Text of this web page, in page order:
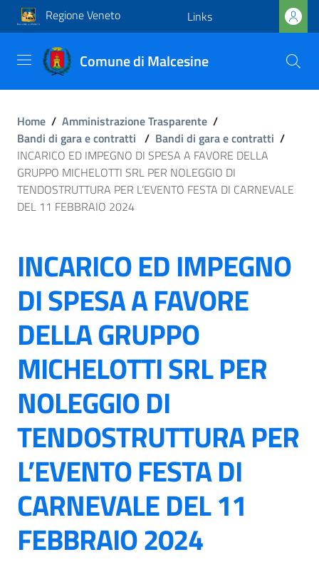
Regione Veneto Links
Comune di Malcesine
Home / Amministrazione Trasparente /
Bandi di gara e contratti / Bandi di gara e contratti /
INCARICO ED IMPEGNO DI SPESA A FAVORE DELLA
GRUPPO MICHELOTTI SRL PER NOLEGGIO DI
TENDOSTRUTTURA PER L’EVENTO FESTA DI CARNEVALE
DEL 11 FEBBRAIO 2024
INCARICO ED IMPEGNO
DI SPESA A FAVORE
DELLA GRUPPO
MICHELOTTI SRL PER
NOLEGGIO DI
TENDOSTRUTTURA PER
L’EVENTO FESTA DI
CARNEVALE DEL 11
FEBBRAIO 2024